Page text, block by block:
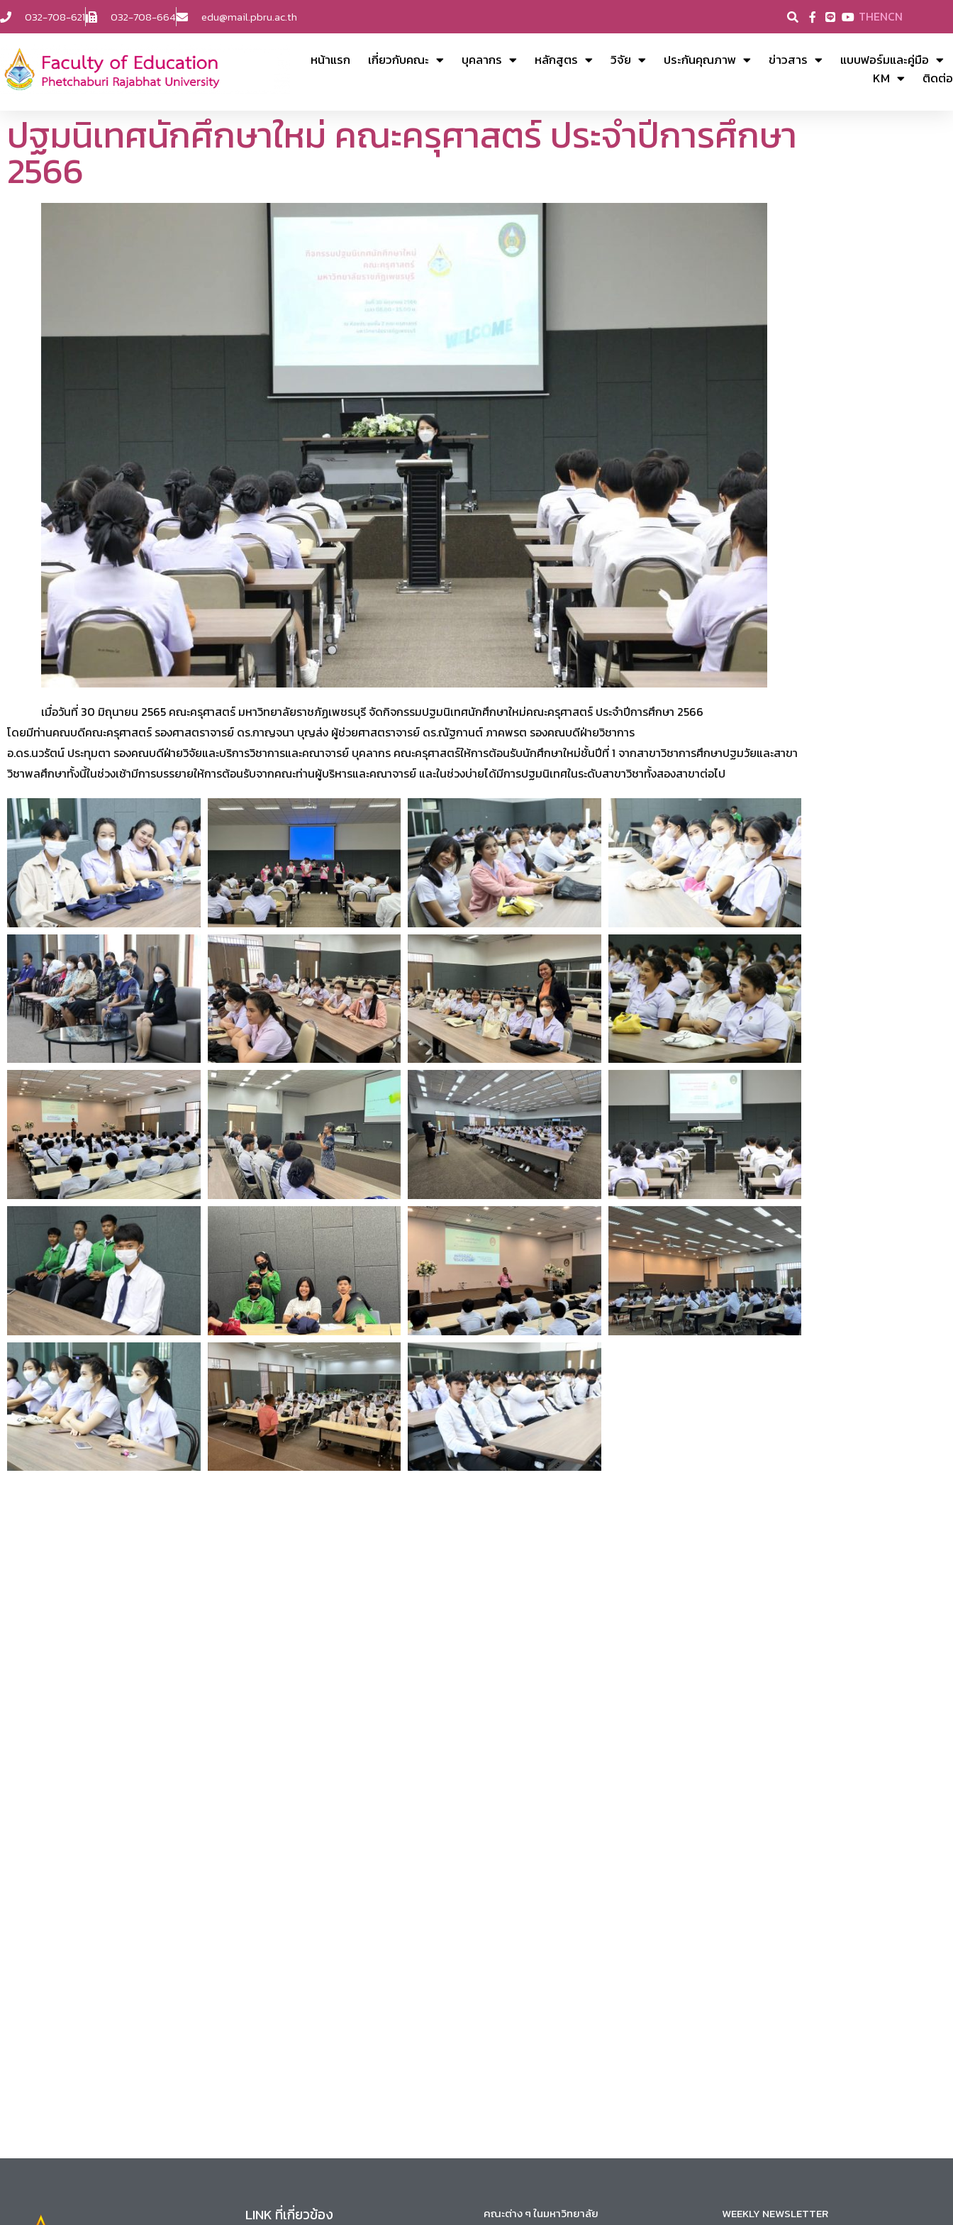
032-708-621 032-708-664 edu@mail.pbru.ac.th THENCN
หน้าแรก เกี่ยวกับคณะ บุคลากร หลักสูตร วิจัย ประกันคุณภาพ ข่าวสาร
แบบฟอร์มและคู่มือ
KM
ติดต่อ
ปฐมนิเทศนักศึกษาใหม่ คณะครุศาสตร์ ประจำปีการศึกษา
2566
เมื่อวันที่ 30 มิถุนายน 2565 คณะครุศาสตร์ มหาวิทยาลัยราชภัฏเพชรบุรี จัดกิจกรรมปฐมนิเทศนักศึกษาใหม่คณะครุศาสตร์ ประจำปีการศึกษา 2566
โดยมีท่านคณบดีคณะครุศาสตร์ รองศาสตราจารย์ ดร.กาญจนา บุญส่ง ผู้ช่วยศาสตราจารย์ ดร.ณัฐกานต์ ภาคพรต รองคณบดีฝ่ายวิชาการ
อ.ดร.นวรัตน์ ประทุมตา รองคณบดีฝ่ายวิจัยและบริการวิชาการและคณาจารย์ บุคลากร คณะครุศาสตร์ให้การต้อนรับนักศึกษาใหม่ชั้นปีที่ 1 จากสาขาวิชาการศึกษาปฐมวัยและสาขา
วิชาพลศึกษาทั้งนี้ในช่วงเช้ามีการบรรยายให้การต้อนรับจากคณะท่านผู้บริหารและคณาจารย์ และในช่วงบ่ายได้มีการปฐมนิเทศในระดับสาขาวิชาทั้งสองสาขาต่อไป
LINK ที่เกี่ยวข้อง คณะต่าง ๆ ในมหาวิทยาลัย WEEKLY NEWSLETTER